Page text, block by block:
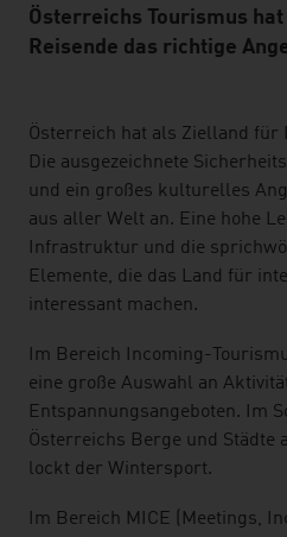
Österreichs Tourismus
Reisende das richtige
listen
Österreich hat als Zielland für
Die ausgezeichnete
und ein großes kulturelles
aus aller Welt an. Eine hohe
Infrastruktur und die
Elemente, die das Land für
interessant machen.
Im Bereich Incoming-
eine große Auswahl an
Entspannungsangeboten. Im
Österreichs Berge und Städte
lockt der Wintersport.
Im Bereich MICE (Meetings,